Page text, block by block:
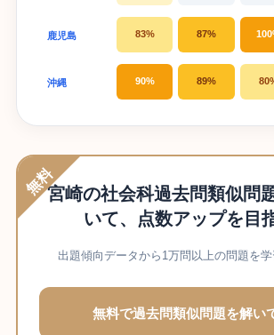
鹿児島 83% 87%
沖縄 90% 89%
無料宮崎の社会科過去問類似問
いて、点数アップを目
出題傾向データから1万問以上の問題を学
無料で過去問類似問題を解い